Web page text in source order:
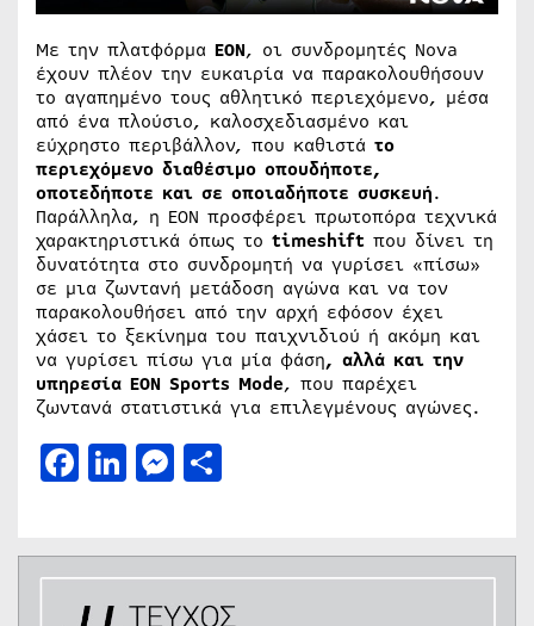
Με την πλατφόρμα EON, οι συνδρομητές Nova
έχουν πλέον την ευκαιρία να παρακολουθήσουν
το αγαπημένο τους αθλητικό περιεχόμενο, μέσα
από ένα πλούσιο, καλοσχεδιασμένο και
εύχρηστο περιβάλλον, που καθιστά το
περιεχόμενο διαθέσιμο οπουδήποτε,
οποτεδήποτε και σε οποιαδήποτε συσκευή.
Παράλληλα, η ΕΟΝ προσφέρει πρωτοπόρα τεχνικά
χαρακτηριστικά όπως το timeshift που δίνει τη
δυνατότητα στο συνδρομητή να γυρίσει «πίσω»
σε μια ζωντανή μετάδοση αγώνα και να τον
παρακολουθήσει από την αρχή εφόσον έχει
χάσει το ξεκίνημα του παιχνιδιού ή ακόμη και
να γυρίσει πίσω για μία φάση, αλλά και την
υπηρεσία EON Sports Mode, που παρέχει
ζωντανά στατιστικά για επιλεγμένους αγώνες.
Facebook
LinkedIn
Messenger